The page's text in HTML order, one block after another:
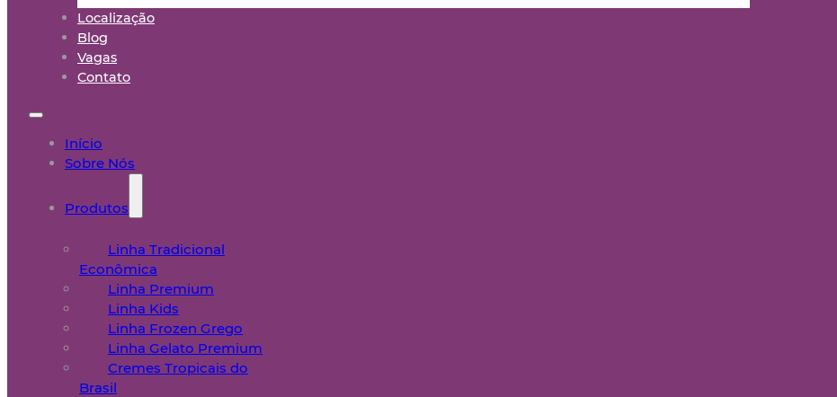
Localização
Blog
Vagas
Contato
Início
Sobre Nós
Produtos
Linha Tradicional
Econômica
Linha Premium
Linha Kids
Linha Frozen Grego
Linha Gelato Premium
Cremes Tropicais do
Brasil